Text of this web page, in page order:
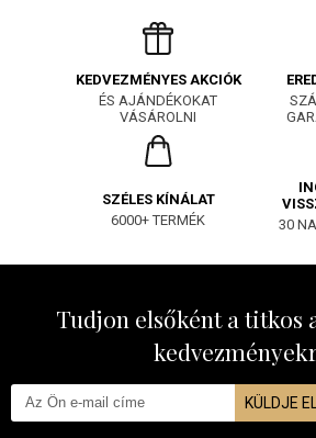
KEDVEZMÉNYES AKCIÓK
ÉS AJÁNDÉKOKAT
VÁSÁROLNI
SZÉLES KÍNÁLAT
6000+ TERMÉK
30
Tudjon elsőként a titkos
KÜLDJE